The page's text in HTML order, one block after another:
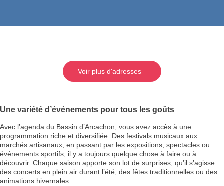
Voir plus d'adresses
Une variété d’événements pour tous les goûts
Avec l’agenda du Bassin d’Arcachon, vous avez accès à une
programmation riche et diversifiée. Des festivals musicaux aux
marchés artisanaux, en passant par les expositions, spectacles ou
événements sportifs, il y a toujours quelque chose à faire ou à
découvrir. Chaque saison apporte son lot de surprises, qu’il s’agisse
des concerts en plein air durant l’été, des fêtes traditionnelles ou des
animations hivernales.